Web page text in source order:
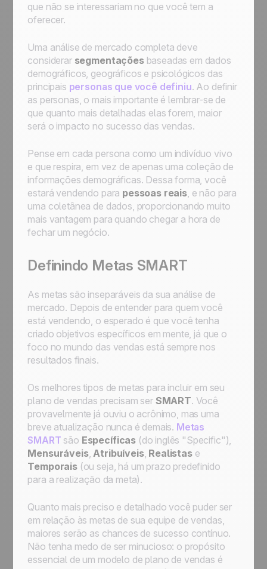
que não se interessariam no que você tem a
oferecer.
Uma análise de mercado completa deve
considerar segmentaçõesbaseadas em dados
demográficos, geográficos e psicológicos das
principais personas que você definiu. Ao definir
as personas, o mais importante é lembrar-se de
que quanto mais detalhadas elas forem, maior
será o impacto no sucesso das vendas.
Pense em cada persona como um indivíduo vivo
e que respira, em vez de apenas uma coleção de
informações demográficas. Dessa forma, você
estará vendendo para pessoas reais, e não para
uma coletânea de dados, proporcionando muito
mais vantagem para quando chegar a hora de
fechar um negócio.
Definindo Metas SMART
As metas são inseparáveis da sua análise de
mercado. Depois de entender para quem você
está vendendo, o esperado é que você tenha
criado objetivos específicos em mente, já que o
foco no mundo das vendas está sempre nos
resultados finais.
Os melhores tipos de metas para incluir em seu
plano de vendas precisam ser SMART. Você
provavelmente já ouviu o acrônimo, mas uma
breve atualização nunca é demais. Metas
SMART são Específicas (do inglês "Specific"),
Mensuráveis,Atribuíveis, Realistase
Temporais(ou seja, há um prazo predefinido
para a realização da meta).
Quanto mais preciso e detalhado você puder ser
em relação às metas de sua equipe de vendas,
maiores serão as chances de sucesso contínuo.
Não tenha medo de ser minucioso: o propósito
essencial de um modelo de plano de vendas é